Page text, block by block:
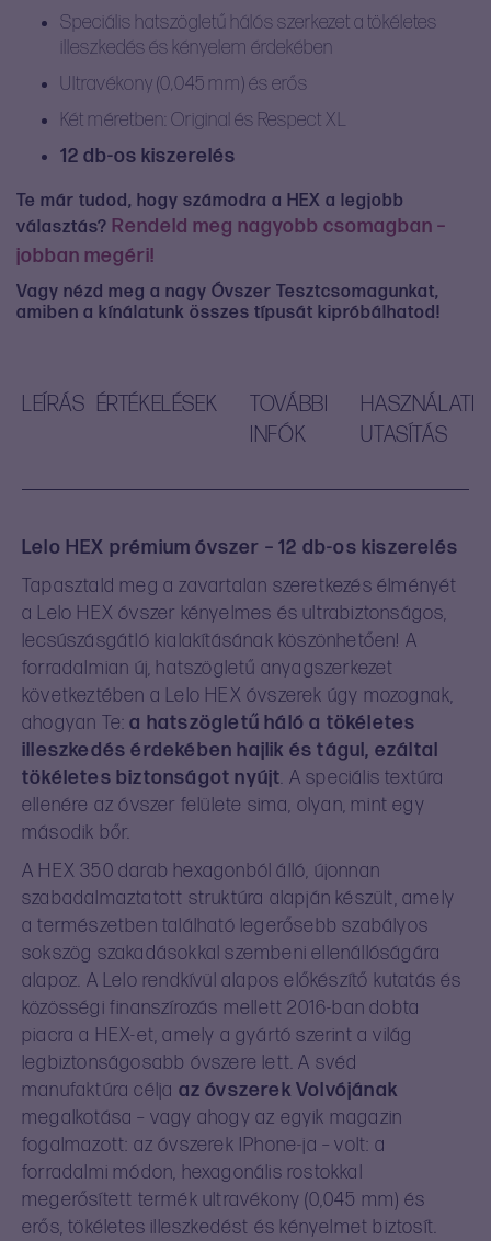
Speciális hatszögletű hálós szerkezet a tökéletes
illeszkedés és kényelem érdekében
Ultravékony (0,045 mm) és erős
Két méretben: Original és Respect XL
12 db-os kiszerelés
Te már tudod, hogy számodra a HEX a legjobb
választás? Rendeld meg nagyobb csomagban –
jobban megéri!
Vagy nézd meg a nagy Óvszer Tesztcsomagunkat,
amiben a kínálatunk összes típusát kipróbálhatod!
LEÍRÁS ÉRTÉKELÉSEK
TOVÁBBI
INFÓK
HASZNÁLATI
UTASÍTÁS
Lelo HEX prémium óvszer – 12 db-os kiszerelés
Tapasztald meg a zavartalan szeretkezés élményét
a Lelo HEX óvszer kényelmes és ultrabiztonságos,
lecsúszásgátló kialakításának köszönhetően! A
forradalmian új, hatszögletű anyagszerkezet
következtében a Lelo HEX óvszerek úgy mozognak,
ahogyan Te:a hatszögletű háló a tökéletes
illeszkedés érdekében hajlik és tágul, ezáltal
tökéletes biztonságot nyújt. A speciális textúra
ellenére az óvszer felülete sima, olyan, mint egy
második bőr.
A HEX 350 darab hexagonból álló, újonnan
szabadalmaztatott struktúra alapján készült, amely
a természetben található legerősebb szabályos
sokszög szakadásokkal szembeni ellenállóságára
alapoz. A Lelo rendkívül alapos előkészítő kutatás és
közösségi finanszírozás mellett 2016-ban dobta
piacra a HEX-et, amely a gyártó szerint a világ
legbiztonságosabb óvszere lett. A svéd
manufaktúra célja az óvszerek Volvójának
megalkotása – vagy ahogy az egyik magazin
fogalmazott: az óvszerek IPhone-ja – volt: a
forradalmi módon, hexagonális rostokkal
megerősített termék ultravékony (0,045 mm) és
erős, tökéletes illeszkedést és kényelmet biztosít.